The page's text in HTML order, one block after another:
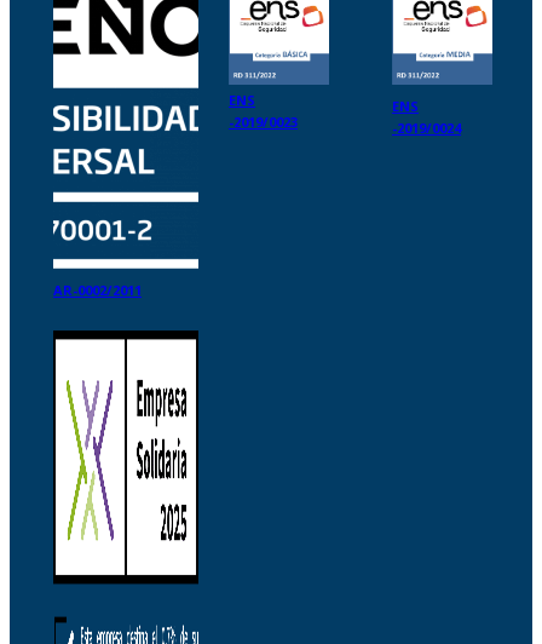
AR-0002/2011
ENS
-2019/0023
ENS
-2019/0024